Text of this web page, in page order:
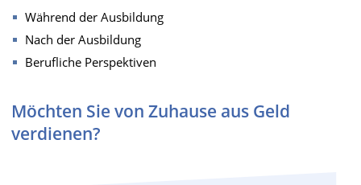
Während der Ausbildung
Nach der Ausbildung
Berufliche Perspektiven
Möchten Sie von Zuhause aus Geld
verdienen?